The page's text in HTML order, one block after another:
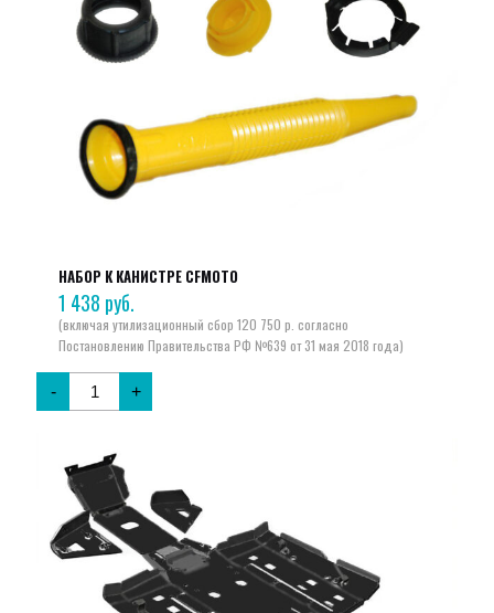
НАБОР К КАНИСТРЕ CFMOTO
1 438 руб.
- +